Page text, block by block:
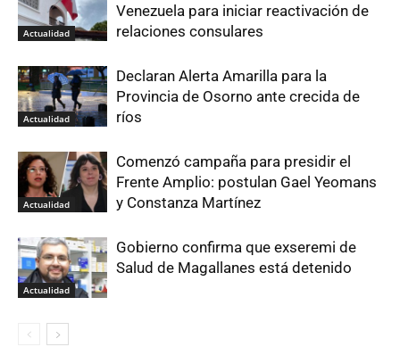
Actualidad
Venezuela para iniciar reactivación de
relaciones consulares
Actualidad
Declaran Alerta Amarilla para la
Provincia de Osorno ante crecida de
ríos
Actualidad
Comenzó campaña para presidir el
Frente Amplio: postulan Gael Yeomans
y Constanza Martínez
Actualidad
Gobierno confirma que exseremi de
Salud de Magallanes está detenido